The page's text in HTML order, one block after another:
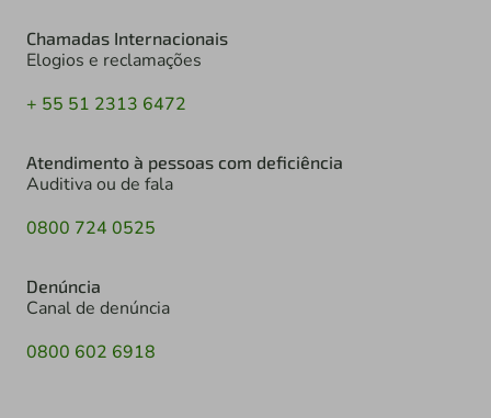
Chamadas Internacionais
Elogios e reclamações
+ 55 51 2313 6472
Atendimento à pessoas com deficiência
Auditiva ou de fala
0800 724 0525
Denúncia
Canal de denúncia
0800 602 6918